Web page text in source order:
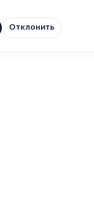
Отклонить